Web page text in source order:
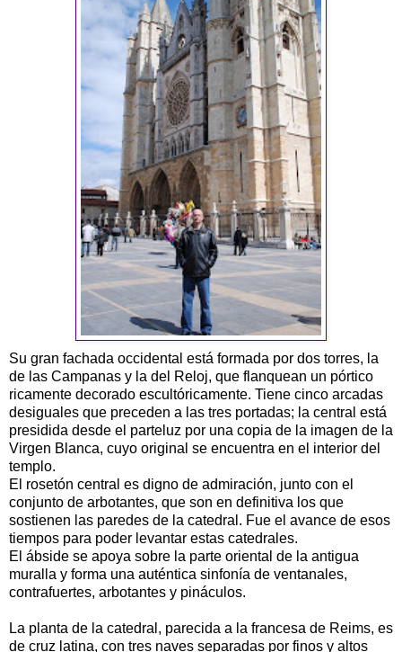
Su gran fachada occidental está formada por dos torres, la
de las Campanas y la del Reloj, que flanquean un pórtico
ricamente decorado escultóricamente. Tiene cinco arcadas
desiguales que preceden a las tres portadas; la central está
presidida desde el parteluz por una copia de la imagen de la
Virgen Blanca, cuyo original se encuentra en el interior del
templo.
El rosetón central es digno de admiración, junto con el
conjunto de arbotantes, que son en definitiva los que
sostienen las paredes de la catedral. Fue el avance de esos
tiempos para poder levantar estas catedrales.
El ábside se apoya sobre la parte oriental de la antigua
muralla y forma una auténtica sinfonía de ventanales,
contrafuertes, arbotantes y pináculos.
La planta de la catedral, parecida a la francesa de Reims, es
de cruz latina, con tres naves separadas por finos y altos